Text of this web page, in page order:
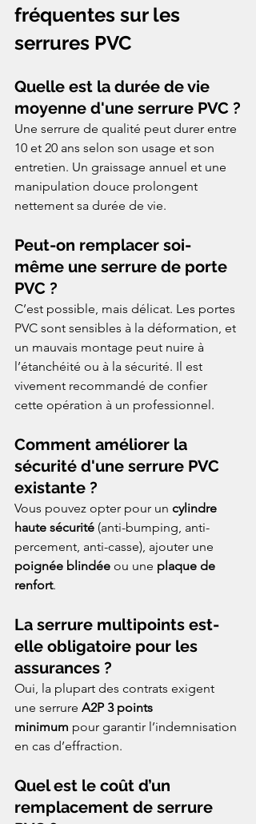
fréquentes sur les
serrures PVC
Quelle est la durée de vie
moyenne d'une serrure PVC ?
Une serrure de qualité peut durer entre
10 et 20 ans selon son usage et son
entretien. Un graissage annuel et une
manipulation douce prolongent
nettement sa durée de vie.
Peut-on remplacer soi-
même une serrure de porte
PVC ?
C’est possible, mais délicat. Les portes
PVC sont sensibles à la déformation, et
un mauvais montage peut nuire à
l’étanchéité ou à la sécurité. Il est
vivement recommandé de confier
cette opération à un professionnel.
Comment améliorer la
sécurité d'une serrure PVC
existante ?
Vous pouvez opter pour un cylindre
haute sécurité (anti-bumping, anti-
percement, anti-casse), ajouter une
poignée blindée ou une plaque de
renfort.
La serrure multipoints est-
elle obligatoire pour les
assurances ?
Oui, la plupart des contrats exigent
une serrure A2P 3 points
minimum pour garantir l’indemnisation
en cas d’effraction.
Quel est le coût d’un
remplacement de serrure